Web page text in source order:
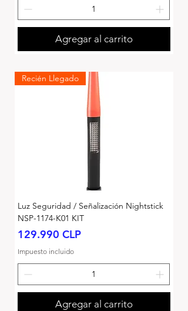
Agregar al carrito
Recién Llegado
Luz Seguridad / Señalización Nightstick
NSP-1174-K01 KIT
Precio
129.990 CLP
Impuesto incluido
Agregar al carrito